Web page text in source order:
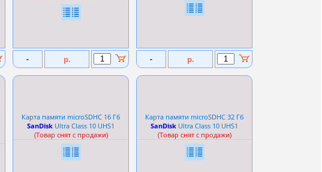
- р. - р.
Карта памяти microSDHC 16 Гб
SanDisk Ultra Сlass 10 UHS1
(Товар снят с продажи)
Карта памяти microSDHC 32 Гб
SanDisk Ultra Сlass 10 UHS1
(Товар снят с продажи)